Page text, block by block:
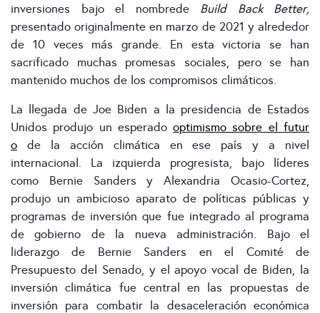
inversiones bajo el nombrede Build Back Better,
presentado originalmente en marzo de 2021 y alrededor
de 10 veces más grande. En esta victoria se han
sacrificado muchas promesas sociales, pero se han
mantenido muchos de los compromisos climáticos.
La llegada de Joe Biden a la presidencia de Estados
Unidos produjo un esperadooptimismo sobre el futur
o de la acción climática en ese país y a nivel
internacional. La izquierda progresista, bajo líderes
como Bernie Sanders y Alexandria Ocasio-Cortez,
produjo un ambicioso aparato de políticas públicas y
programas de inversión que fue integrado al programa
de gobierno de la nueva administración. Bajo el
liderazgo de Bernie Sanders en el Comité de
Presupuesto del Senado, y el apoyo vocal de Biden, la
inversión climática fue central en las propuestas de
inversión para combatir la desaceleración económica